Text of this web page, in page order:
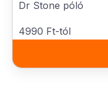
Dr Stone póló
4990 Ft-tól